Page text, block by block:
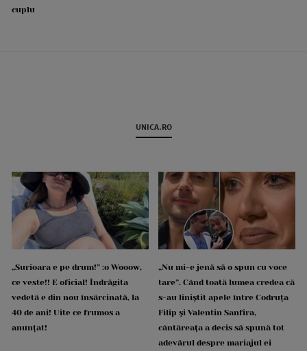
cuplu
UNICA.RO
„Surioara e pe drum!” :o Wooow,
ce veste!! E oficial! Îndrăgita
vedetă e din nou însărcinată, la
40 de ani! Uite ce frumos a
anunțat!
„Nu mi-e jenă să o spun cu voce
tare”. Când toată lumea credea că
s-au liniștit apele între Codruța
Filip și Valentin Sanfira,
cântăreața a decis să spună tot
adevărul despre mariajul ei